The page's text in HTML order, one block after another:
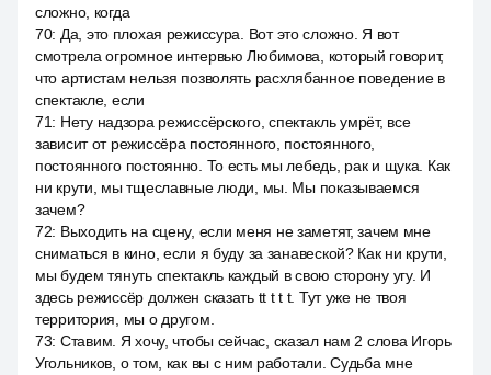
сложно, когда
70: Да, это плохая режиссура. Вот это сложно. Я вот
смотрела огромное интервью Любимова, который говорит,
что артистам нельзя позволять расхлябанное поведение в
спектакле, если
71: Нету надзора режиссёрского, спектакль умрёт, все
зависит от режиссёра постоянного, постоянного,
постоянного постоянно. То есть мы лебедь, рак и щука. Как
ни крути, мы тщеславные люди, мы. Мы показываемся
зачем?
72: Выходить на сцену, если меня не заметят, зачем мне
сниматься в кино, если я буду за занавеской? Как ни крути,
мы будем тянуть спектакль каждый в свою сторону угу. И
здесь режиссёр должен сказать tt t t t. Тут уже не твоя
территория, мы о другом.
73: Ставим. Я хочу, чтобы сейчас, сказал нам 2 слова Игорь
Угольников, о том, как вы с ним работали. Судьба мне